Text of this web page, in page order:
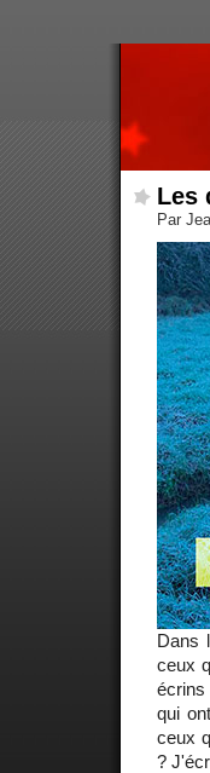
Les
Par
Dans
ceux
écrins
qui
ceux
?